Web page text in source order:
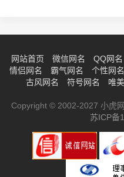
网站首页 微信网名 QQ网名
情侣网名
霸气网名 个性网名
古风网名
符号网名 唯
Copyright © 2002-2027 小虎
苏ICP备